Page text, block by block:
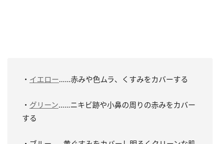
・ イエロー……赤みや色ムラ、くすみをカバーする
・ グリーン……ニキビ跡や小鼻の周りの赤みをカバー
する